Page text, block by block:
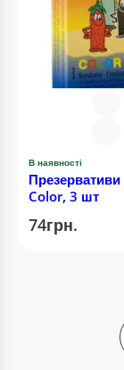
В наявності
Color, 3 шт
74грн.